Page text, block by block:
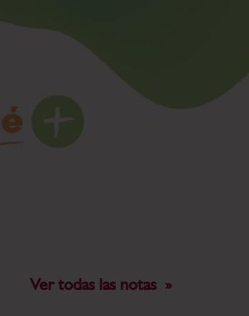
Ver todas las notas »